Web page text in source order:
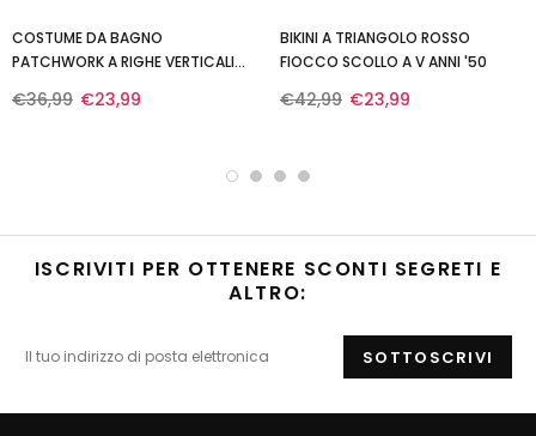
COSTUME DA BAGNO
PATCHWORK A RIGHE VERTICALI
€36,99 €23,99
BIKINI A TRIANGOLO ROSSO
FIOCCO SCOLLO A V ANNI '50
€42,99 €23,99
ISCRIVITI PER OTTENERE SCONTI SEGRETI E
ALTRO: